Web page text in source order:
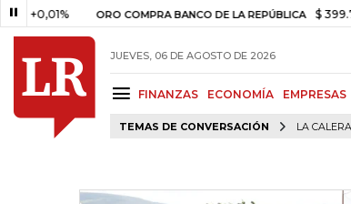
ORO COMPRA BANCO DE LA REPÚBLICA $ 399.745,16
JUEVES, 06 DE AGOSTO DE 2026
FINANZAS ECONOMÍA EMPRESAS
TEMAS DE CONVERSACIÓN LA CALERA